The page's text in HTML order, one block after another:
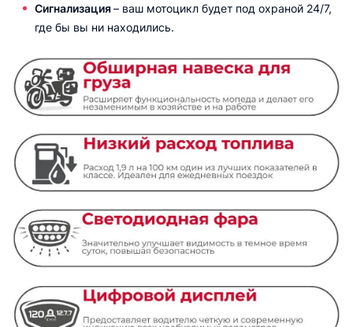
Сигнализация– ваш мотоцикл будет под охраной 24/7,
где бы вы ни находились.